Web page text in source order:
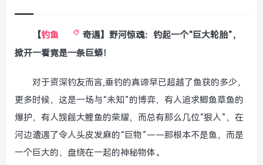
【钓鱼
奇遇】野河惊魂：钓起一个“巨大轮胎”，
掀开一看竟是一条巨蟒！
对于资深钓友而言,垂钓的真谛早已超越了鱼获的多少，
更多时候，这是一场与“未知”的博弈，有人追求鲫鱼草鱼的
爆护，有人觊觎大鲤鱼的荣耀，而总有那么几位“狠人”，在
河边遭遇了令人头皮发麻的“巨物”——那根本不是鱼，而是
一个巨大的、盘绕在一起的神秘物体。